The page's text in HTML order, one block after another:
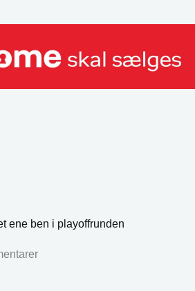
ene ben i playoffrunden